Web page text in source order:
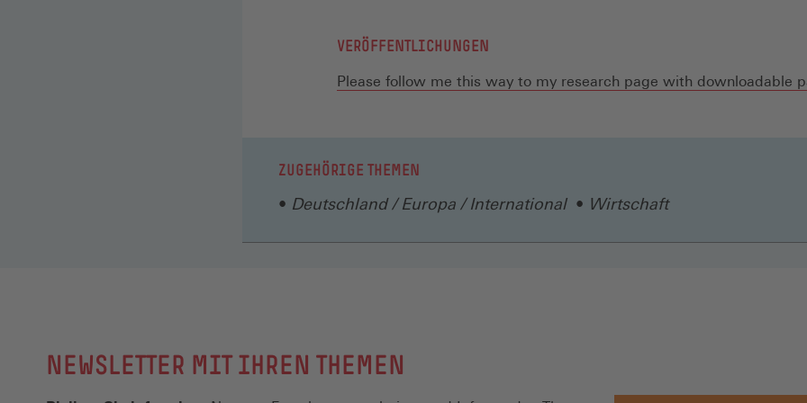
VERÖFFENTLICHUNGEN
Please follow me this way to my research page with downloadable
ZUGEHÖRIGE THEMEN
Deutschland / Europa / International Wirtschaft
NEWSLETTER MIT IHREN THEMEN